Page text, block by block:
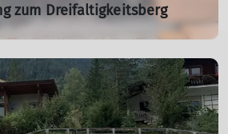
zum Dreifaltigkeitsberg